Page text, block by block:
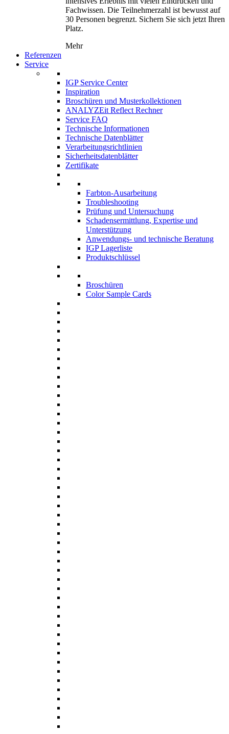
Fachwissen. Die Teilnehmerzahl ist bewusst auf
30 Personen begrenzt. Sichern Sie sich jetzt Ihren
Platz.
Mehr
Referenzen
Service
IGP Service Center
Inspiration
Broschüren und Musterkollektionen
ANALYZEit Reflect Rechner
Service FAQ
Technische Informationen
Technische Datenblätter
Verarbeitungsrichtlinien
Sicherheitsdatenblätter
Zertifikate
Farbton-Ausarbeitung
Troubleshooting
Prüfung und Untersuchung
Schadensermittlung, Expertise und
Unterstützung
Anwendungs- und technische Beratung
IGP Lagerliste
Produktschlüssel
Broschüren
Color Sample Cards